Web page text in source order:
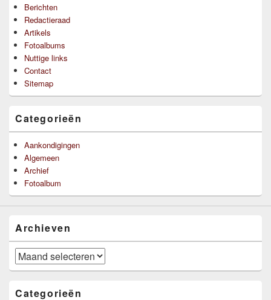
Berichten
Redactieraad
Artikels
Fotoalbums
Nuttige links
Contact
Sitemap
Categorieën
Aankondigingen
Algemeen
Archief
Fotoalbum
Archieven
Archieven
Categorieën